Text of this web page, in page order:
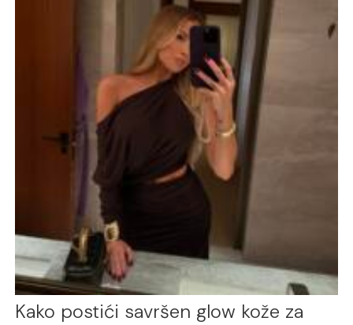
Kako postići savršen glow kože za